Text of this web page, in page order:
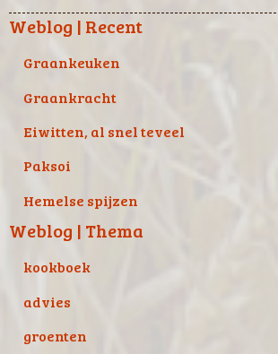
Weblog | Recent
Graankeuken
Graankracht
Eiwitten, al snel teveel
Paksoi
Hemelse spijzen
Weblog | Thema
kookboek
advies
groenten